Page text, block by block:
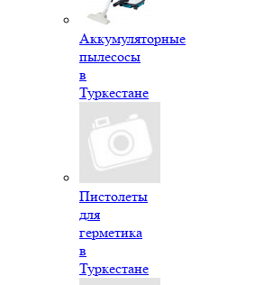
Аккумуляторные
пылесосы
в
Туркестане
Пистолеты
для
герметика
в
Туркестане